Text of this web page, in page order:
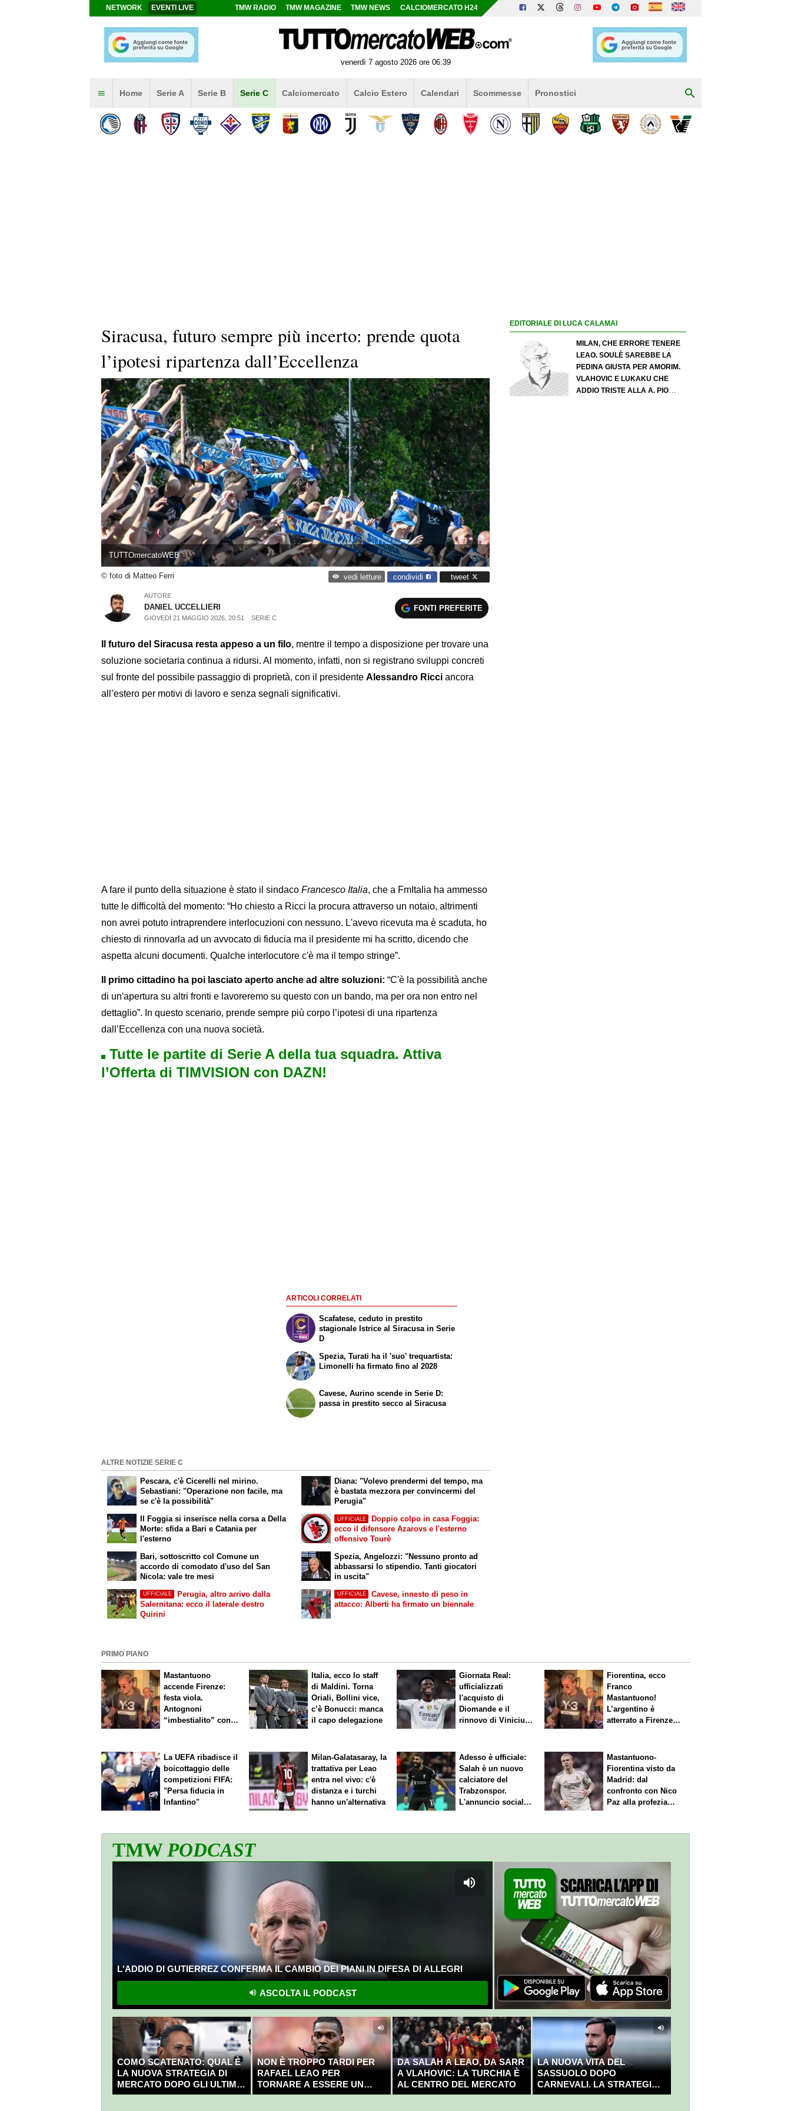
NETWORK EVENTI LIVE TMW RADIO TMW MAGAZINE TMW NEWS CALCIOMERCATO H24
venerdì 7 agosto 2026 ore 06:39
Home Serie A Serie B Serie C Calciomercato Calcio Estero Calendari Scommesse Pronostici
Siracusa, futuro sempre più incerto: prende quota
l’ipotesi ripartenza dall’Eccellenza
TUTTOmercatoWEB
© foto di Matteo Ferri vedi letture condividi tweet
AUTORE
DANIEL UCCELLIERI
GIOVEDÌ 21 MAGGIO 2026, 20:51 SERIE C
FONTI PREFERITE
Il futuro del Siracusa resta appeso a un filo, mentre il tempo a disposizione per trovare una
soluzione societaria continua a ridursi. Al momento, infatti, non si registrano sviluppi concreti
sul fronte del possibile passaggio di proprietà, con il presidente Alessandro Ricci ancora
all’estero per motivi di lavoro e senza segnali significativi.
A fare il punto della situazione è stato il sindaco Francesco Italia, che a FmItalia ha ammesso
tutte le difficoltà del momento: “Ho chiesto a Ricci la procura attraverso un notaio, altrimenti
non avrei potuto intraprendere interlocuzioni con nessuno. L'avevo ricevuta ma è scaduta, ho
chiesto di rinnovarla ad un avvocato di fiducia ma il presidente mi ha scritto, dicendo che
aspetta alcuni documenti. Qualche interlocutore c'è ma il tempo stringe”.
Il primo cittadino ha poi lasciato aperto anche ad altre soluzioni: “C'è la possibilità anche
di un'apertura su altri fronti e lavoreremo su questo con un bando, ma per ora non entro nel
dettaglio”. In questo scenario, prende sempre più corpo l’ipotesi di una ripartenza
dall’Eccellenza con una nuova società.
Tutte le partite di Serie A della tua squadra. Attiva
l’Offerta di TIMVISION con DAZN!
ARTICOLI CORRELATI
Scafatese, ceduto in prestito
stagionale Istrice al Siracusa in Serie
D
Spezia, Turati ha il 'suo' trequartista:
Limonelli ha firmato fino al 2028
Cavese, Aurino scende in Serie D:
passa in prestito secco al Siracusa
ALTRE NOTIZIE SERIE C
Pescara, c'è Cicerelli nel mirino.
Sebastiani: "Operazione non facile, ma
se c'è la possibilità"
Il Foggia si inserisce nella corsa a Della
Morte: sfida a Bari e Catania per
l'esterno
Diana: "Volevo prendermi del tempo, ma
è bastata mezzora per convincermi del
Perugia"
UFFICIALE
Doppio colpo in casa Foggia:
ecco il difensore Azarovs e l'esterno
offensivo Tourè
Bari, sottoscritto col Comune un
accordo di comodato d'uso del San
Nicola: vale tre mesi
UFFICIALE
Perugia, altro arrivo dalla
Salernitana: ecco il laterale destro
Quirini
Spezia, Angelozzi: "Nessuno pronto ad
abbassarsi lo stipendio. Tanti giocatori
in uscita"
UFFICIALE
Cavese, innesto di peso in
attacco: Alberti ha firmato un biennale
EDITORIALE DI LUCA CALAMAI
MILAN, CHE ERRORE TENERE
LEAO. SOULÈ SAREBBE LA
PEDINA GIUSTA PER AMORIM.
VLAHOVIC E LUKAKU CHE
ADDIO TRISTE ALLA A. PIO
PRIMO PIANO
Mastantuono
accende Firenze:
festa viola.
Antognoni
“imbestialito” con
Italia, ecco lo staff
di Maldini. Torna
Oriali, Bollini vice,
c’è Bonucci: manca
il capo delegazione
Giornata Real:
ufficializzati
l'acquisto di
Diomande e il
rinnovo di Vinicius.
Fiorentina, ecco
Franco
Mastantuono!
L’argentino è
atterrato a Firenze,
La UEFA ribadisce il
boicottaggio delle
competizioni FIFA:
"Persa fiducia in
Infantino"
Milan-Galatasaray, la
trattativa per Leao
entra nel vivo: c'è
distanza e i turchi
hanno un'alternativa
Adesso è ufficiale:
Salah è un nuovo
calciatore del
Trabzonspor.
L'annuncio social
Mastantuono-
Fiorentina visto da
Madrid: dal
confronto con Nico
Paz alla profezia
TMWPODCAST
L'ADDIO DI GUTIERREZ CONFERMA IL CAMBIO DEI PIANI IN DIFESA DI ALLEGRI
ASCOLTA IL PODCAST
COMO SCATENATO: QUAL È
LA NUOVA STRATEGIA DI
MERCATO DOPO GLI ULTIMI
COLPI?
NON È TROPPO TARDI PER
RAFAEL LEAO PER
TORNARE A ESSERE UN
CAMPIONE
DA SALAH A LEAO, DA SARR
A VLAHOVIC: LA TURCHIA È
AL CENTRO DEL MERCATO
LA NUOVA VITA DEL
SASSUOLO DOPO
CARNEVALI. LA STRATEGIA È
GIÀ CHIARA E DECISA